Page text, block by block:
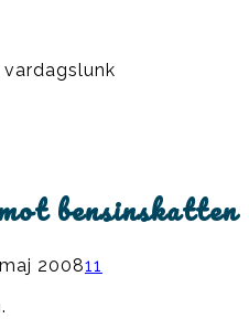
bensinskatten
200811